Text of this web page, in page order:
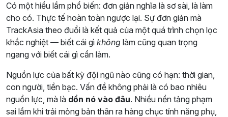
Có một hiểu lầm phổ biến: đơn giản nghĩa là sơ sài, là làm
cho có. Thực tế hoàn toàn ngược lại. Sự đơn giản mà
TrackAsia theo đuổi là kết quả của một quá trình chọn lọc
khắc nghiệt — biết cái gì không làm cũng quan trọng
ngang với biết cái gì cần làm.
Nguồn lực của bất kỳ đội ngũ nào cũng có hạn: thời gian,
con người, tiền bạc. Vấn đề không phải là có bao nhiêu
nguồn lực, mà là dồn nó vào đâu. Nhiều nền tảng phạm
sai lầm khi trải mỏng bản thân ra hàng chục tính năng phụ,